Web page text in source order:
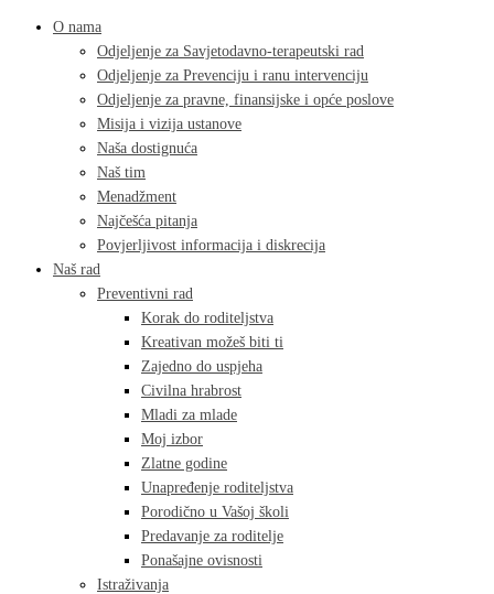
O nama
Odjeljenje za Savjetodavno-terapeutski rad
Odjeljenje za Prevenciju i ranu intervenciju
Odjeljenje za pravne, finansijske i opće poslove
Misija i vizija ustanove
Naša dostignuća
Naš tim
Menadžment
Najčešća pitanja
Povjerljivost informacija i diskrecija
Naš rad
Preventivni rad
Korak do roditeljstva
Kreativan možeš biti ti
Zajedno do uspjeha
Civilna hrabrost
Mladi za mlade
Moj izbor
Zlatne godine
Unapređenje roditeljstva
Porodično u Vašoj školi
Predavanje za roditelje
Ponašajne ovisnosti
Istraživanja